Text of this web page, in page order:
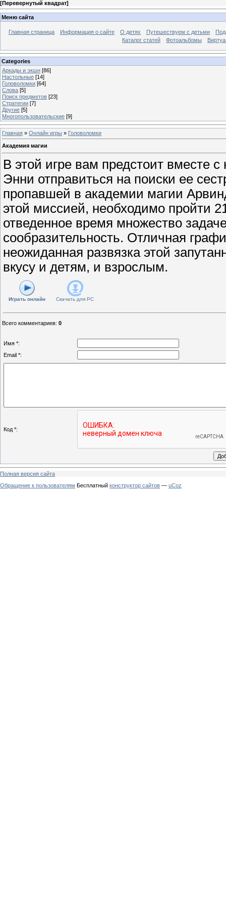
[Перевернутый квадрат]
Меню сайта
Главная страница Информация о сайте О детях Путешествуем с детьми
Каталог статей
Фотоальбомы
Categories
Аркады и экшн [86]
Настольные [14]
Головоломки [64]
Слова [5]
Поиск предметов [23]
Стратегии [7]
Другие [5]
Многопользовательские [9]
Главная » Онлайн игры » Головоломки
Академия магии
В этой игре вам предстоит вместе
Энни отправиться на поиски ее
пропавшей в академии магии
этой миссией, необходимо пройти
отведенное время множество
сообразительность. Отличная
неожиданная развязка этой
вкусу и детям, и взрослым.
Играть онлайн Скачать для PC
Всего комментариев: 0
Имя *:
Email *:
Код *:
Полная версия сайта
Обращение к пользователям Бесплатный конструктор сайтов — uCoz